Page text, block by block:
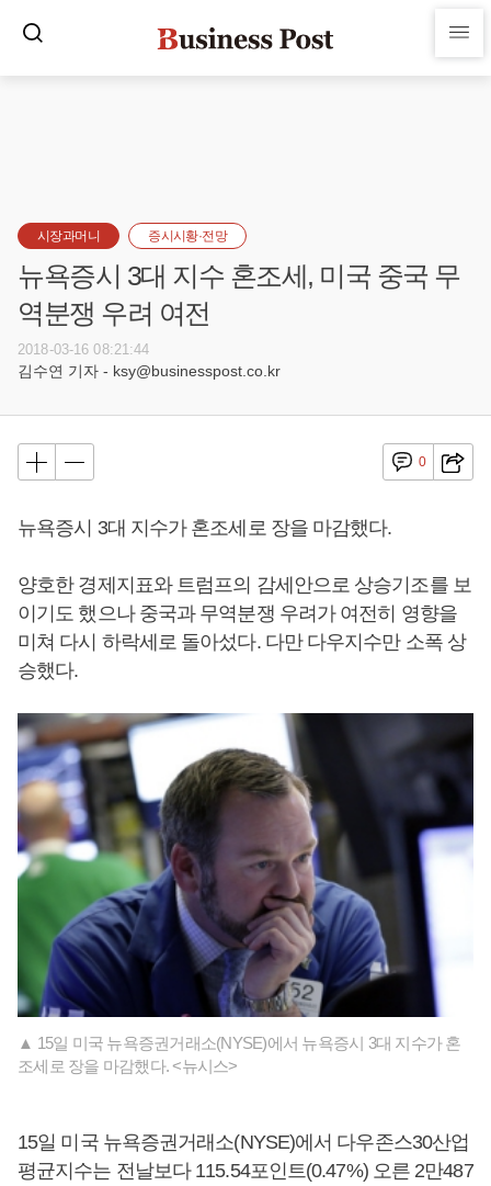
시장과머니 증시시황·전망
뉴욕증시 3대 지수 혼조세, 미국 중국 무
역분쟁 우려 여전
2018-03-16 08:21:44
김수연 기자 - ksy@businesspost.co.kr
0
뉴욕증시 3대 지수가 혼조세로 장을 마감했다.
양호한 경제지표와 트럼프의 감세안으로 상승기조를 보
이기도 했으나 중국과 무역분쟁 우려가 여전히 영향을
미쳐 다시 하락세로 돌아섰다. 다만 다우지수만 소폭 상
승했다.
▲ 15일 미국 뉴욕증권거래소(NYSE)에서 뉴욕증시 3대 지수가 혼
조세로 장을 마감했다. <뉴시스>
15일 미국 뉴욕증권거래소(NYSE)에서 다우존스30산업
평균지수는 전날보다 115.54포인트(0.47%) 오른 2만487